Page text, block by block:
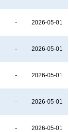
- 2026-05-01
- 2026-05-01
- 2026-05-01
- 2026-05-01
- 2026-05-01